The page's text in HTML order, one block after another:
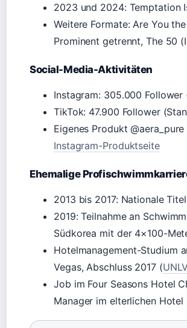
2023 und 2024: Temptation
Weitere Formate: Are You
Prominent getrennt, The 50
Social-Media-Aktivitäten
Instagram: 305.000
TikTok: 47.900 Follower
Eigenes Produkt
Instagram-Produktseite
Ehemalige
2013 bis 2017: Nationale
2019: Teilnahme an
Südkorea mit der 4×100-
Hotelmanagement-Studium
Vegas, Abschluss 2017 (
Job im Four Seasons Hotel
Manager im elterlichen